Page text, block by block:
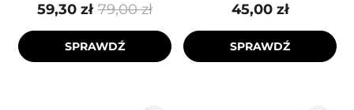
79,00 zł
59,30 zł
SPRAWDŹ
45,00 zł
SPRAWDŹ